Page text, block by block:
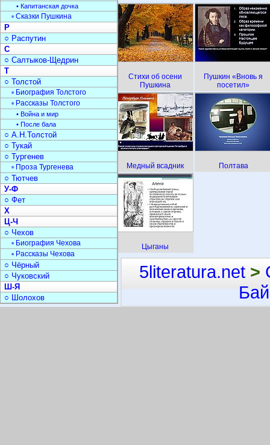
Стихи об осени
Пушкина
Пушкин «Вновь я
посетил»
Медный всадник Полтава
Цыганы
• Капитанская дочка
▫ Сказки Пушкина
Р
○ Распутин
С
○ Салтыков-Щедрин
Т
○ Толстой
▫ Биография Толстого
▫ Рассказы Толстого
• Война и мир
• После бала
○ А.Н.Толстой
○ Тукай
○ Тургенев
▫ Проза Тургенева
○ Тютчев
У-Ф
○ Фет
Х
Ц-Ч
○ Чехов
▫ Биография Чехова
▫ Рассказы Чехова
○ Чёрный
○ Чуковский
Ш-Я
○ Шолохов
5literatura.net >